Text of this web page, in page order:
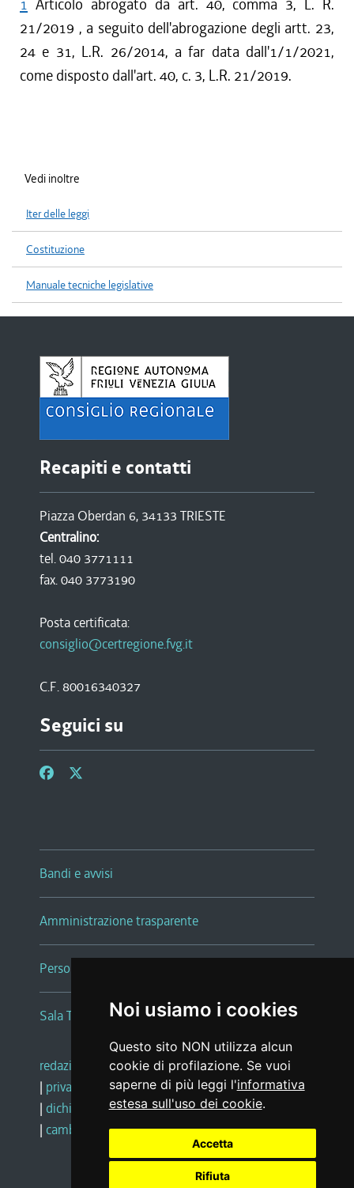
Noi usiamo i cookies
Questo sito NON utilizza alcun
cookie di profilazione. Se vuoi
saperne di più leggi l'informativa
estesa sull'uso dei cookie.
Accetta
Rifiuta
1 Articolo abrogato da art. 40, comma 3, L. R.
21/2019 , a seguito dell'abrogazione degli artt. 23,
24 e 31, L.R. 26/2014, a far data dall'1/1/2021,
come disposto dall'art. 40, c. 3, L.R. 21/2019.
Vedi inoltre
Iter delle leggi
Costituzione
Manuale tecniche legislative
Recapiti e contatti
Piazza Oberdan 6, 34133 TRIESTE
Centralino:
tel. 040 3771111
fax. 040 3773190
Posta certificata:
consiglio@certregione.fvg.it
C.F. 80016340327
Seguici su
Bandi e avvisi
Amministrazione trasparente
Persone e Uffici
Sala Tiziano Tessitori
redazione web |note legali |glossario
| privacy
social media policy
| dichiarazione di accessibilità |feedback
| cambio preferenze cookie